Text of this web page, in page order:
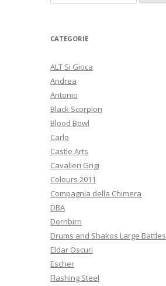
i
e
c
a
p
e
r
:
CATEGORIE
ALT Si Gioca
Andrea
Antonio
Black Scorpion
Blood Bowl
Carlo
Castle Arts
Cavalieri Grigi
Colours 2011
Compagnia della Chimera
DBA
Dornbirn
Drums and Shakos Large Battles
Eldar Oscuri
Escher
Flashing Steel